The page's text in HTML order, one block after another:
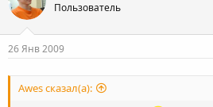
Пользователь
26 Янв 2009
Awes сказал(а):